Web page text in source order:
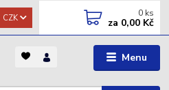
Menu
CZK 0 ks
za 0,00 Kč